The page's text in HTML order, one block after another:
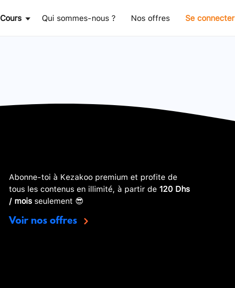
Cours Qui sommes-nous ? Nos offres Se connecter
Abonne-toi à Kezakoo premium et profite de
tous les contenus en illimité, à partir de 120 Dhs
/ moisseulement 😎
Voir nos offres